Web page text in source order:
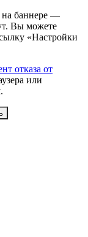
на баннере —
Вы можете
«Настройки
отказа от
или